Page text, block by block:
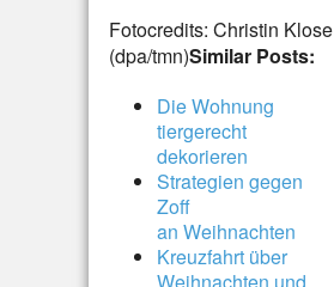
Fotocredits: Christin Klose
(dpa/tmn)Similar Posts:
Die Wohnung
tiergerecht
dekorieren
Strategien gegen
Zoff
an Weihnachten
Kreuzfahrt über